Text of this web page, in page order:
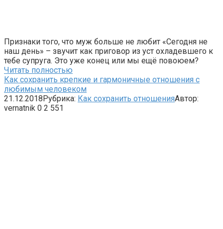
Признаки того, что муж больше не любит «Сегодня не
наш день» – звучит как приговор из уст охладевшего к
тебе супруга. Это уже конец или мы ещё повоюем?
Читать полностью
Как сохранить крепкие и гармоничные отношения с
любимым человеком
21.12.2018Рубрика: Как сохранить отношенияАвтор:
vernatnik 0 2 551